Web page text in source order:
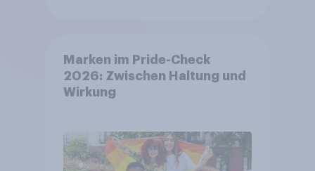
Marken im Pride-Check
2026: Zwischen Haltung und
Wirkung